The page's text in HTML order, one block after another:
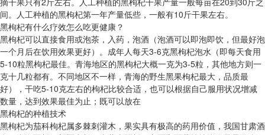
间。人工种植的黑枸杞第一年产量低些，一般有10斤干果左右。
黑枸杞有什么疗效怎么吃更健康？
黑枸杞可以直接食用或泡茶，入药，泡酒（泡酒可以即泡即饮，但最好泡
一个月后在饮用效果更好）。成年人每天3-6克黑枸杞泡水（即每天食用
5-10粒黑枸杞最佳。青海地区的黑枸杞大概一克为3-5粒，其他地方则一
克十几粒都有。不同地区不一样，青海的野生黑果枸杞最大，品质最
好），干吃5-10克左右的枸杞比较合适，也可以根据自己服用状况增减
数量，达到效果最佳为止；既可以放在
黑枸杞的种植技术
黑枸杞为茄科枸杞属多棘刺灌木，果实具有极高的药用价值，我国甘肃酒